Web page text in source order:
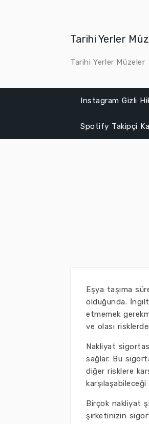
Tarihi Yerler
Tarihi Yerler Müzeler
Instagram Gizli
Spotify Takipçi
Eşya taşıma
olduğunda.
etmemek
ve olası
Nakliyat
sağlar. Bu
diğer risklere
Birçok nakliyat
şirketinizin